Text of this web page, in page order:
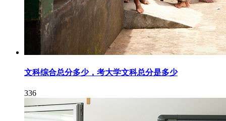
文科综合总分多少，考大学文科总分是多少
336